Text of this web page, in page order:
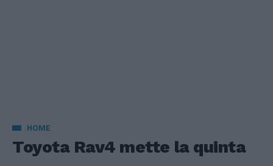
HOME
Toyota Rav4 mette la quinta